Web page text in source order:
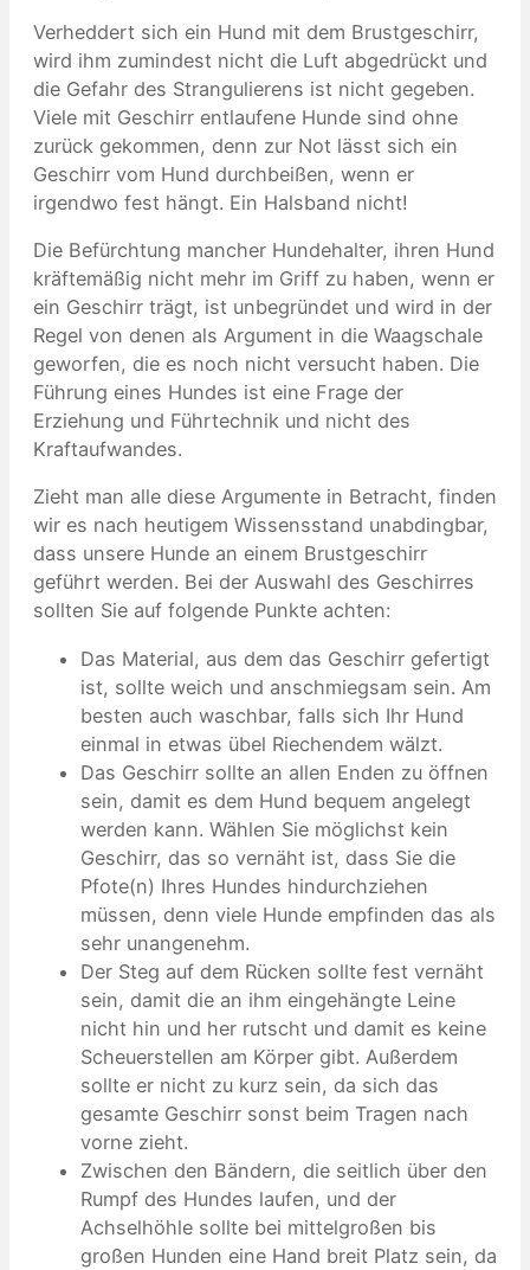
Verheddert sich ein Hund mit dem Brustgeschirr,
wird ihm zumindest nicht die Luft abgedrückt und
die Gefahr des Strangulierens ist nicht gegeben.
Viele mit Geschirr entlaufene Hunde sind ohne
zurück gekommen, denn zur Not lässt sich ein
Geschirr vom Hund durchbeißen, wenn er
irgendwo fest hängt. Ein Halsband nicht!
Die Befürchtung mancher Hundehalter, ihren Hund
kräftemäßig nicht mehr im Griff zu haben, wenn er
ein Geschirr trägt, ist unbegründet und wird in der
Regel von denen als Argument in die Waagschale
geworfen, die es noch nicht versucht haben. Die
Führung eines Hundes ist eine Frage der
Erziehung und Führtechnik und nicht des
Kraftaufwandes.
Zieht man alle diese Argumente in Betracht, finden
wir es nach heutigem Wissensstand unabdingbar,
dass unsere Hunde an einem Brustgeschirr
geführt werden. Bei der Auswahl des Geschirres
sollten Sie auf folgende Punkte achten:
Das Material, aus dem das Geschirr gefertigt
ist, sollte weich und anschmiegsam sein. Am
besten auch waschbar, falls sich Ihr Hund
einmal in etwas übel Riechendem wälzt.
Das Geschirr sollte an allen Enden zu öffnen
sein, damit es dem Hund bequem angelegt
werden kann. Wählen Sie möglichst kein
Geschirr, das so vernäht ist, dass Sie die
Pfote(n) Ihres Hundes hindurchziehen
müssen, denn viele Hunde empfinden das als
sehr unangenehm.
Der Steg auf dem Rücken sollte fest vernäht
sein, damit die an ihm eingehängte Leine
nicht hin und her rutscht und damit es keine
Scheuerstellen am Körper gibt. Außerdem
sollte er nicht zu kurz sein, da sich das
gesamte Geschirr sonst beim Tragen nach
vorne zieht.
Zwischen den Bändern, die seitlich über den
Rumpf des Hundes laufen, und der
Achselhöhle sollte bei mittelgroßen bis
großen Hunden eine Hand breit Platz sein, da